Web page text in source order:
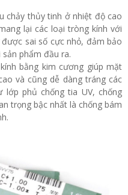
chảy thủy tinh ở nhiệt độ cao
lại các loại tròng kính với
sai số cực nhỏ, đảm bảo
phẩm đầu ra.
bằng kim cương giúp mặt
và cũng dễ dàng tráng các
phủ chống tia UV, chống
trọng bậc nhất là chống bám